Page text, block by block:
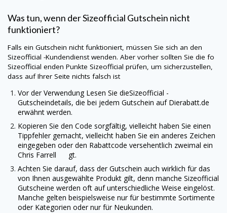
Was tun, wenn derSizeofficial Gutschein nicht
funktioniert?
Falls ein Gutschein nicht funktioniert, müssen Sie sich an den
Sizeofficial -Kundendienst wenden. Aber vorher sollten Sie die fo
Sizeofficial enden Punkte Sizeofficial prüfen, um sicherzustellen,
dass auf Ihrer Seite nichts falsch ist
Vor der Verwendung Lesen Sie dieSizeofficial -
Gutscheindetails, die bei jedem Gutschein aufDierabatt.de
erwähnt werden.
Kopieren Sie den Code sorgfältig, vielleicht haben Sie einen
Tippfehler gemacht, vielleicht haben Sie ein anderes Zeichen
eingegeben oder den Rabattcode versehentlich zweimal ein
Chris Farrell gt.
Achten Sie darauf, dass der Gutschein auch wirklich für das
von Ihnen ausgewählte Produkt gilt, denn manche Sizeofficial
Gutscheine werden oft auf unterschiedliche Weise eingelöst.
Manche gelten beispielsweise nur für bestimmte Sortimente
oder Kategorien oder nur für Neukunden.